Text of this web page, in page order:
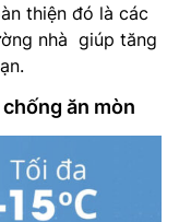
thiện đó là các
nhà giúp tăng
ăn mòn